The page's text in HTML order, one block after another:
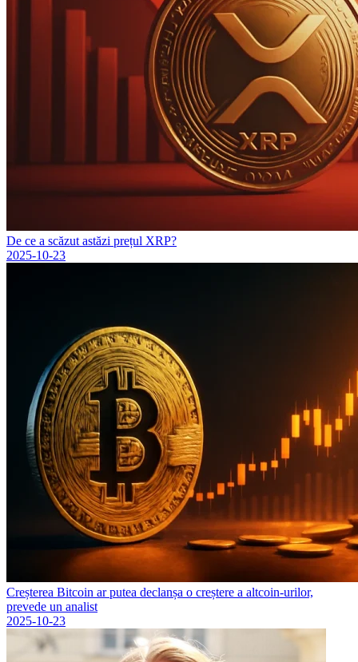
De ce a scăzut astăzi prețul XRP?
2025-10-23
Creșterea Bitcoin ar putea declanșa o creștere a altcoin-urilor,
prevede un analist
2025-10-23